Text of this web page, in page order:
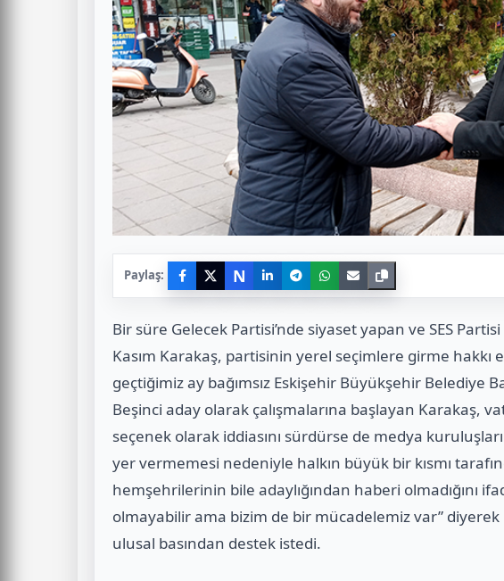
Paylaş: N
Bir süre Gelecek Partisi’nde siyaset yapan ve SES
Kasım Karakaş, partisinin yerel seçimlere girme hakkı
geçtiğimiz ay bağımsız Eskişehir Büyükşehir Belediye
Beşinci aday olarak çalışmalarına başlayan Karakaş,
seçenek olarak iddiasını sürdürse de medya
yer vermemesi nedeniyle halkın büyük bir kısmı
hemşehrilerinin bile adaylığından haberi olmadığını
olmayabilir ama bizim de bir mücadelemiz var”
ulusal basından destek istedi.